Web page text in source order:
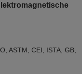
ASTM, CEI, ISTA, GB,